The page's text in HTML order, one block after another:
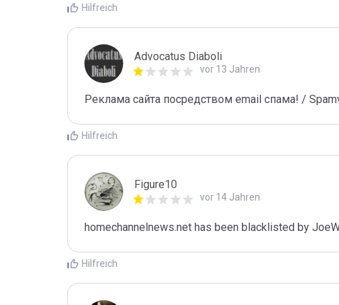
Hilfreich
Advocatus Diaboli
vor 13 Jahren
Реклама сайта посредством email спама! /
Hilfreich
Figure10
vor 14 Jahren
homechannelnews.net has been blacklisted by
Hilfreich